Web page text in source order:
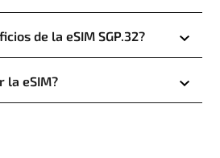
de la eSIM SGP.32?
la eSIM?